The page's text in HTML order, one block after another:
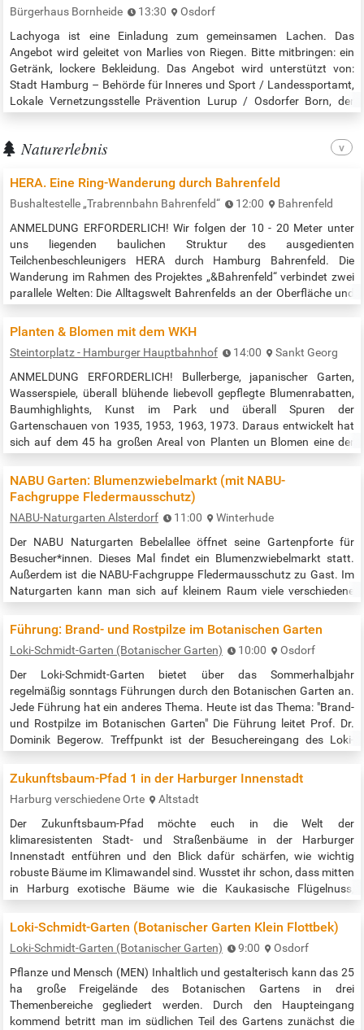
Bürgerhaus Bornheide
13:30
Osdorf
Lachyoga ist eine Einladung zum gemeinsamen Lachen. Das
Angebot wird geleitet von Marlies von Riegen. Bitte mitbringen: ein
Getränk, lockere Bekleidung. Das Angebot wird unterstützt von:
Stadt Hamburg – Behörde für Inneres und Sport / Landessportamt,
Lokale Vernetzungsstelle Prävention Lurup / Osdorfer Born, der
Bewegungsraum statt. …
Naturerlebnis
HERA. Eine Ring-Wanderung durch Bahrenfeld
Bushaltestelle „Trabrennbahn Bahrenfeld“ 12:00
Bahrenfeld
ANMELDUNG ERFORDERLICH! Wir folgen der 10 - 20 Meter unter
uns liegenden baulichen Struktur des ausgedienten
Teilchenbeschleunigers HERA durch Hamburg Bahrenfeld. Die
Wanderung im Rahmen des Projektes „&Bahrenfeld“ verbindet zwei
parallele Welten: Die Alltagswelt Bahrenfelds an der Oberfläche und
City Campus bewegen wir uns durch Siedlungen, Kleingärten und
Planten & Blomen mit dem WKH
Steintorplatz - Hamburger Hauptbahnhof 14:00
Sankt Georg
ANMELDUNG ERFORDERLICH! Bullerberge, japanischer Garten,
Wasserspiele, überall blühende liebevoll gepflegte Blumenrabatten,
Baumhighlights, Kunst im Park und überall Spuren der
Gartenschauen von 1935, 1953, 1963, 1973. Daraus entwickelt hat
sich auf dem 45 ha großen Areal von Planten un Blomen eine der
sprechen, lernen und einander kennenlernen! Immer wieder sonntags
entdeckt Naturführer Holger…
NABU Garten: Blumenzwiebelmarkt (mit NABU-
Fachgruppe Fledermausschutz)
NABU-Naturgarten Alsterdorf 11:00
Winterhude
Der NABU Naturgarten Bebelallee öffnet seine Gartenpforte für
Besucher*innen. Dieses Mal findet ein Blumenzwiebelmarkt statt.
Außerdem ist die NABU-Fachgruppe Fledermausschutz zu Gast. Im
Naturgarten kann man sich auf kleinem Raum viele verschiedene
über die Streuobstwiese und den Teich – und sich Anregung und Rat
zur naturnahen Gestaltung des eigenen Gartens holen. Wer gleich
selbst…
Führung: Brand- und Rostpilze im Botanischen Garten
Loki-Schmidt-Garten (Botanischer Garten) 10:00
Osdorf
Der Loki-Schmidt-Garten bietet über das Sommerhalbjahr
regelmäßig sonntags Führungen durch den Botanischen Garten an.
Jede Führung hat ein anderes Thema. Heute ist das Thema: "Brand-
und Rostpilze im Botanischen Garten" Die Führung leitet Prof. Dr.
Dominik Begerow. Treffpunkt ist der Besuchereingang des Loki-
gegenüber der S-Bahn Station Klein-Flottbek. Teilnahme frei; Spende
Zukunftsbaum-Pfad 1 in der Harburger Innenstadt
Harburg verschiedene Orte
Altstadt
Der Zukunftsbaum-Pfad möchte euch in die Welt der
klimaresistenten Stadt- und Straßenbäume in der Harburger
Innenstadt entführen und den Blick dafür schärfen, wie wichtig
robuste Bäume im Klimawandel sind. Wusstet ihr schon, dass mitten
in Harburg exotische Bäume wie die Kaukasische Flügelnuss,
und dass diese zu den klimaresistenten, sprich Zukunftsbäumen
gehören? Und war dir bekannt, dass…
Loki-Schmidt-Garten (Botanischer Garten Klein Flottbek)
Loki-Schmidt-Garten (Botanischer Garten) 9:00
Osdorf
Pflanze und Mensch (MEN) Inhaltlich und gestalterisch kann das 25
ha große Freigelände des Botanischen Gartens in drei
Themenbereiche gegliedert werden. Durch den Haupteingang
kommend betritt man im südlichen Teil des Gartens zunächst die